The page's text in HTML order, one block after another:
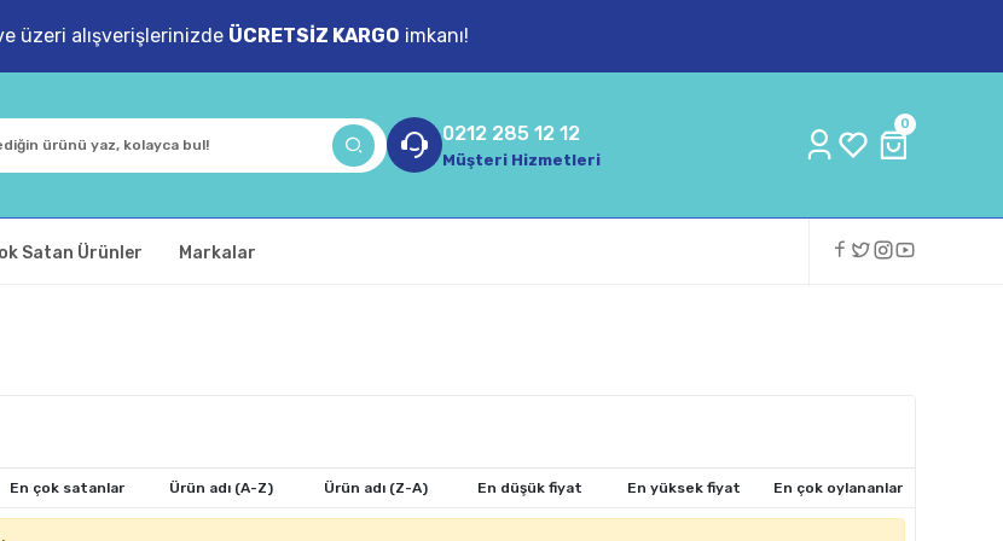
üzeri alışverişlerinizde ÜCRETSİZ KARGO imkanı!
0212 285 12 12
Müşteri Hizmetleri
0
Satan Ürünler Markalar
En çok satanlar Ürün adı (A-Z) Ürün adı (Z-A) En düşük fiyat En yüksek fiyat En çok oylananlar